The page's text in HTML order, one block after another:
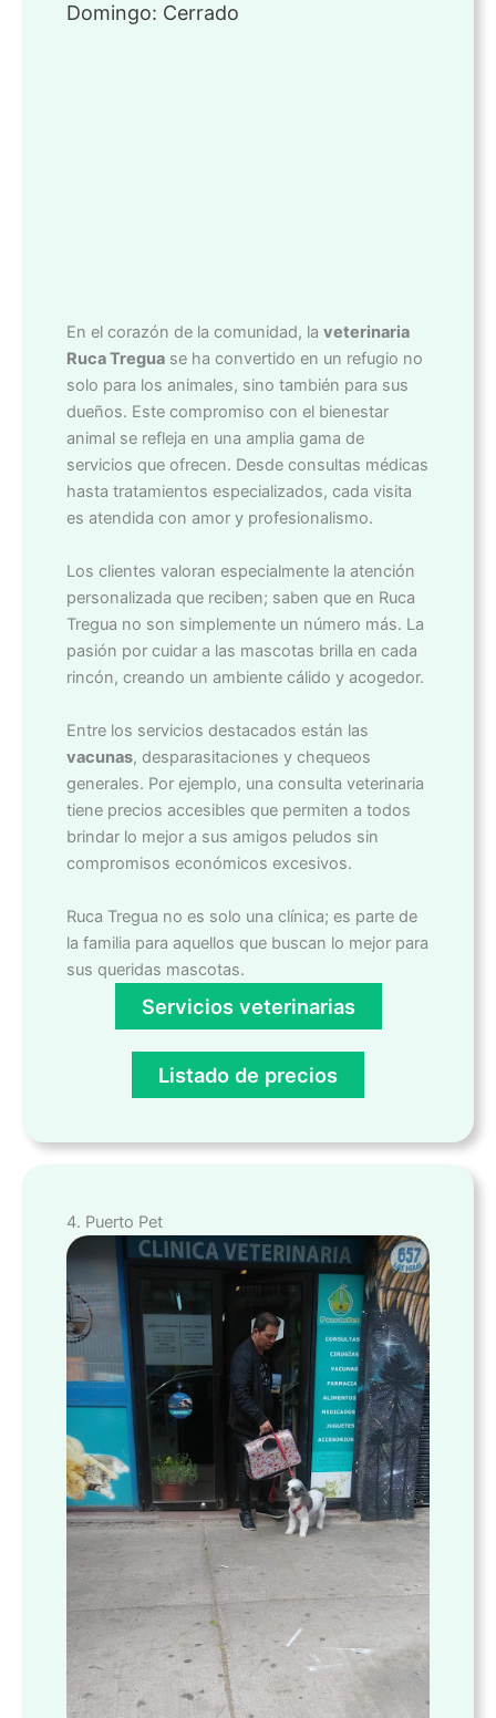
Domingo: Cerrado
En el corazón de la comunidad, la veterinaria
Ruca Tregua se ha convertido en un refugio no
solo para los animales, sino también para sus
dueños. Este compromiso con el bienestar
animal se refleja en una amplia gama de
servicios que ofrecen. Desde consultas médicas
hasta tratamientos especializados, cada visita
es atendida con amor y profesionalismo.
Los clientes valoran especialmente la atención
personalizada que reciben; saben que en Ruca
Tregua no son simplemente un número más. La
pasión por cuidar a las mascotas brilla en cada
rincón, creando un ambiente cálido y acogedor.
Entre los servicios destacados están las
vacunas, desparasitaciones y chequeos
generales. Por ejemplo, una consulta veterinaria
tiene precios accesibles que permiten a todos
brindar lo mejor a sus amigos peludos sin
compromisos económicos excesivos.
Ruca Tregua no es solo una clínica; es parte de
la familia para aquellos que buscan lo mejor para
sus queridas mascotas.
Servicios veterinarias
Listado de precios
4. Puerto Pet